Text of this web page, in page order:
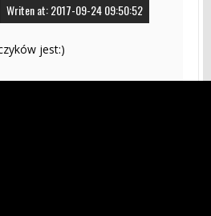
Writen at: 2017-09-24 09:50:52
jest:)